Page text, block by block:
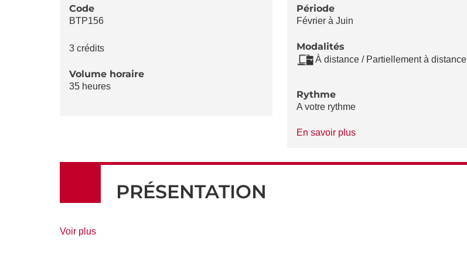
LA
Code
BTP156
3 crédits
Volume horaire
35 heures
Période
Février à Juin
Modalités
À distance / Partiellement à distance
Rythme
A votre rythme
En savoir plusà
Rythme
PRÉSENTATION
Voir plusde